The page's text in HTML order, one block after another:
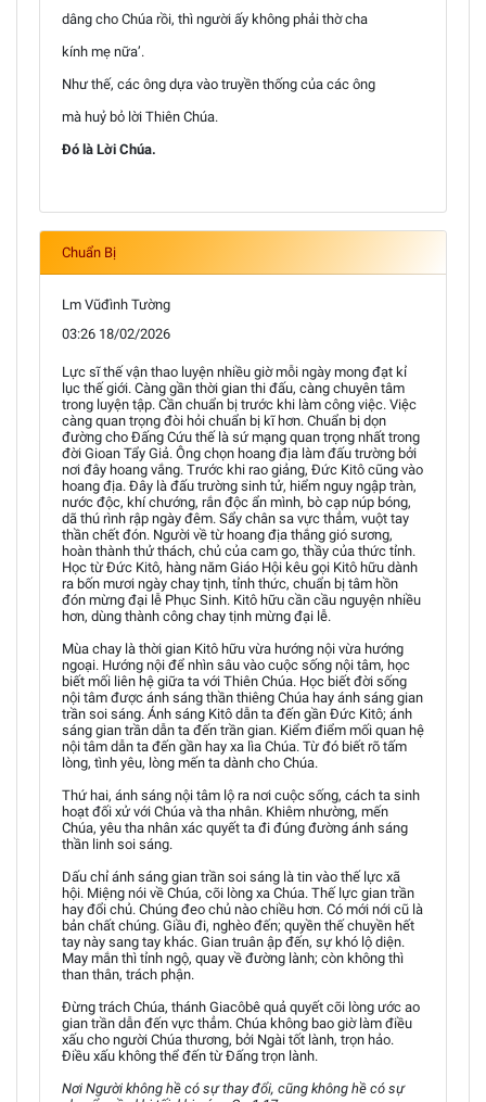
dâng cho Chúa rồi, thì người ấy không phải thờ cha
kính mẹ nữa’.
Như thế, các ông dựa vào truyền thống của các ông
mà huỷ bỏ lời Thiên Chúa.
Đó là Lời Chúa.
Chuẩn Bị
Lm Vũđình Tường
03:26 18/02/2026
Lực sĩ thế vận thao luyện nhiều giờ mỗi ngày mong đạt kỉ
lục thế giới. Càng gần thời gian thi đấu, càng chuyên tâm
trong luyện tập. Cần chuẩn bị trước khi làm công việc. Việc
càng quan trọng đòi hỏi chuẩn bị kĩ hơn. Chuẩn bị dọn
đường cho Đấng Cứu thế là sứ mạng quan trọng nhất trong
đời Gioan Tẩy Giả. Ông chọn hoang địa làm đấu trường bởi
nơi đây hoang vắng. Trước khi rao giảng, Đức Kitô cũng vào
hoang địa. Đây là đấu trường sinh tử, hiểm nguy ngập tràn,
nước độc, khí chướng, rắn độc ẩn mình, bò cạp núp bóng,
dã thú rình rập ngày đêm. Sẩy chân sa vực thẳm, vuột tay
thần chết đón. Người về từ hoang địa thắng gió sương,
hoàn thành thử thách, chủ của cam go, thầy của thức tỉnh.
Học từ Đức Kitô, hàng năm Giáo Hội kêu gọi Kitô hữu dành
ra bốn mươi ngày chay tịnh, tỉnh thức, chuẩn bị tâm hồn
đón mừng đại lễ Phục Sinh. Kitô hữu cần cầu nguyện nhiều
hơn, dùng thành công chay tịnh mừng đại lễ.
Mùa chay là thời gian Kitô hữu vừa hướng nội vừa hướng
ngoại. Hướng nội để nhìn sâu vào cuộc sống nội tâm, học
biết mối liên hệ giữa ta với Thiên Chúa. Học biết đời sống
nội tâm được ánh sáng thần thiêng Chúa hay ánh sáng gian
trần soi sáng. Ánh sáng Kitô dẫn ta đến gần Đức Kitô; ánh
sáng gian trần dẫn ta đến trần gian. Kiểm điểm mối quan hệ
nội tâm dẫn ta đến gần hay xa lìa Chúa. Từ đó biết rõ tấm
lòng, tình yêu, lòng mến ta dành cho Chúa.
Thứ hai, ánh sáng nội tâm lộ ra nơi cuộc sống, cách ta sinh
hoạt đối xử với Chúa và tha nhân. Khiêm nhường, mến
Chúa, yêu tha nhân xác quyết ta đi đúng đường ánh sáng
thần linh soi sáng.
Dấu chỉ ánh sáng gian trần soi sáng là tin vào thế lực xã
hội. Miệng nói về Chúa, cõi lòng xa Chúa. Thế lực gian trần
hay đổi chủ. Chúng đeo chủ nào chiều hơn. Có mới nới cũ là
bản chất chúng. Giầu đi, nghèo đến; quyền thế chuyền hết
tay này sang tay khác. Gian truân ập đến, sự khó lộ diện.
May mắn thì tỉnh ngộ, quay về đường lành; còn không thì
than thân, trách phận.
Đừng trách Chúa, thánh Giacôbê quả quyết cõi lòng ước ao
gian trần dẫn đến vực thẳm. Chúa không bao giờ làm điều
xấu cho người Chúa thương, bởi Ngài tốt lành, trọn hảo.
Điều xấu không thể đến từ Đấng trọn lành.
Nơi Người không hề có sự thay đổi, cũng không hề có sự